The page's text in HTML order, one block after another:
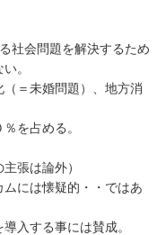
社会問題を解決するため
。
＝未婚問題）、地方消
を占める。
張は論外）
には懐疑的・・ではあ
入する事には賛成。